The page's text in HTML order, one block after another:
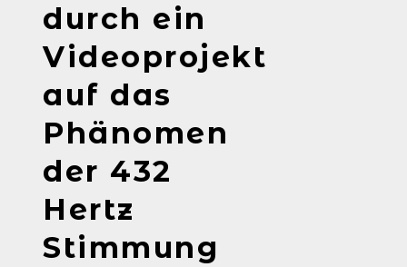
durch ein
Videoprojekt
auf das
Phänomen
der 432
Hertz
Stimmung